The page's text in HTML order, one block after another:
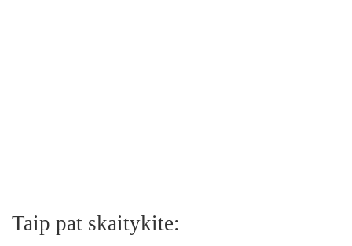
Taip pat skaitykite: